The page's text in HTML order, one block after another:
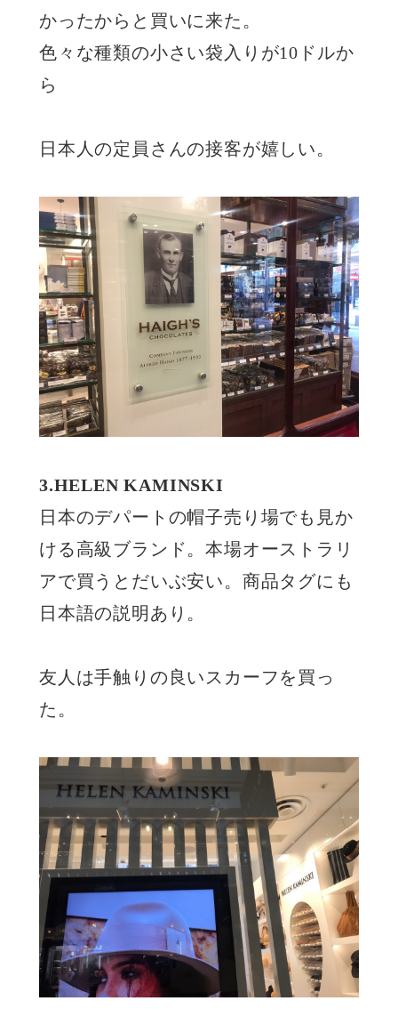
かったからと買いに来た。
色々な種類の小さい袋入りが10ドルか
ら
日本人の定員さんの接客が嬉しい。
3.HELEN KAMINSKI
日本のデパートの帽子売り場でも見か
ける高級ブランド。本場オーストラリ
アで買うとだいぶ安い。商品タグにも
日本語の説明あり。
友人は手触りの良いスカーフを買っ
た。